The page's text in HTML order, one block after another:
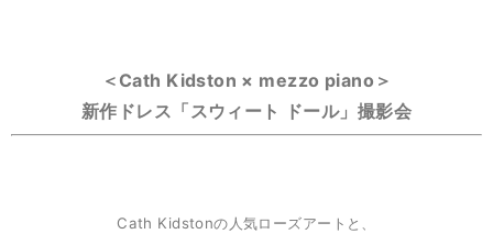
＜Cath Kidston × mezzo piano＞
新作ドレス「スウィート ドール」撮影会
Cath Kidstonの人気ローズアートと、